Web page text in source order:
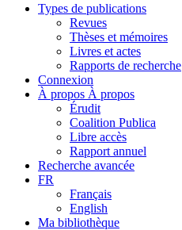
Types de publications
Revues
Thèses et mémoires
Livres et actes
Rapports de recherche
Connexion
À propos À propos
Érudit
Coalition Publica
Libre accès
Rapport annuel
Recherche avancée
FR
Français
English
Ma bibliothèque